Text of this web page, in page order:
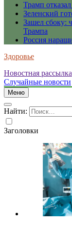
Трамп
Зеленский
Зашел сбоку:
Трампа
Россия
Здоровье
Новостная рассылка
Случайные новости
Меню
Найти:
Заголовки